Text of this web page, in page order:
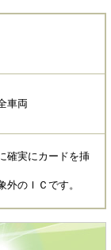
車両
確実にカードを挿
のＩＣです。